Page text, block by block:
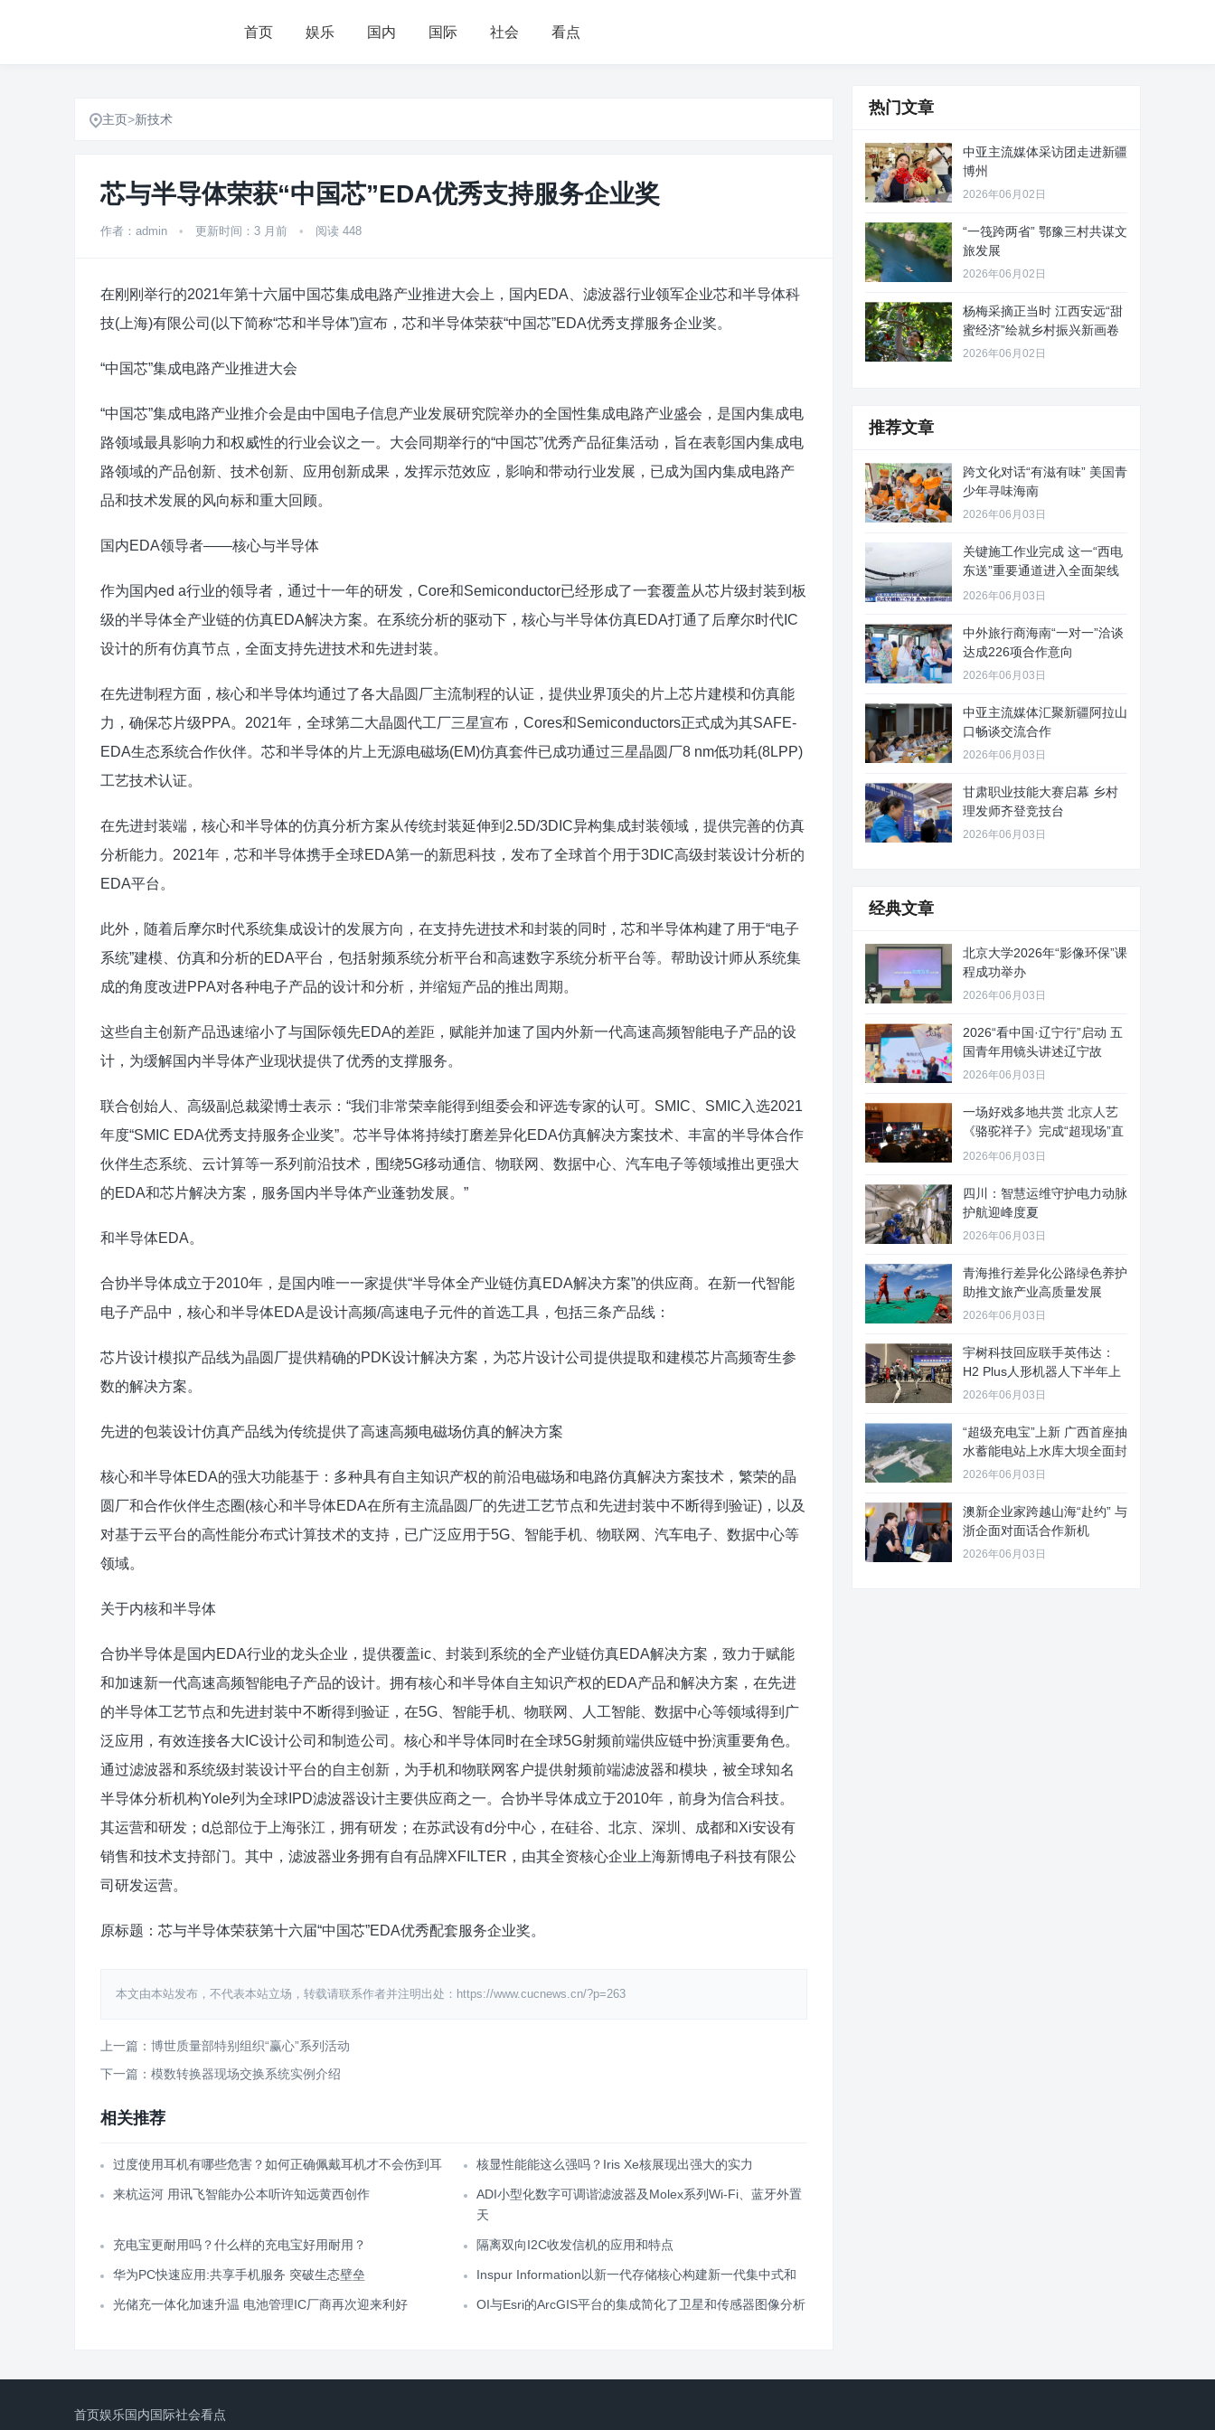
首页 娱乐 国内 国际 社会 看点
主页>新技术
芯与半导体荣获“中国芯”EDA优秀支持服务企业奖
作者：admin • 更新时间：3 月前 • 阅读 448
在刚刚举行的2021年第十六届中国芯集成电路产业推进大会上，国内EDA、滤波器行业领军企业芯和半导体科
技(上海)有限公司(以下简称“芯和半导体”)宣布，芯和半导体荣获“中国芯”EDA优秀支撑服务企业奖。
“中国芯”集成电路产业推进大会
“中国芯”集成电路产业推介会是由中国电子信息产业发展研究院举办的全国性集成电路产业盛会，是国内集成电
路领域最具影响力和权威性的行业会议之一。大会同期举行的“中国芯”优秀产品征集活动，旨在表彰国内集成电
路领域的产品创新、技术创新、应用创新成果，发挥示范效应，影响和带动行业发展，已成为国内集成电路产
品和技术发展的风向标和重大回顾。
国内EDA领导者——核心与半导体
作为国内ed a行业的领导者，通过十一年的研发，Core和Semiconductor已经形成了一套覆盖从芯片级封装到板
级的半导体全产业链的仿真EDA解决方案。在系统分析的驱动下，核心与半导体仿真EDA打通了后摩尔时代IC
设计的所有仿真节点，全面支持先进技术和先进封装。
在先进制程方面，核心和半导体均通过了各大晶圆厂主流制程的认证，提供业界顶尖的片上芯片建模和仿真能
力，确保芯片级PPA。2021年，全球第二大晶圆代工厂三星宣布，Cores和Semiconductors正式成为其SAFE-
EDA生态系统合作伙伴。芯和半导体的片上无源电磁场(EM)仿真套件已成功通过三星晶圆厂8 nm低功耗(8LPP)
工艺技术认证。
在先进封装端，核心和半导体的仿真分析方案从传统封装延伸到2.5D/3DIC异构集成封装领域，提供完善的仿真
分析能力。2021年，芯和半导体携手全球EDA第一的新思科技，发布了全球首个用于3DIC高级封装设计分析的
EDA平台。
此外，随着后摩尔时代系统集成设计的发展方向，在支持先进技术和封装的同时，芯和半导体构建了用于“电子
系统”建模、仿真和分析的EDA平台，包括射频系统分析平台和高速数字系统分析平台等。帮助设计师从系统集
成的角度改进PPA对各种电子产品的设计和分析，并缩短产品的推出周期。
这些自主创新产品迅速缩小了与国际领先EDA的差距，赋能并加速了国内外新一代高速高频智能电子产品的设
计，为缓解国内半导体产业现状提供了优秀的支撑服务。
联合创始人、高级副总裁梁博士表示：“我们非常荣幸能得到组委会和评选专家的认可。SMIC、SMIC入选2021
年度“SMIC EDA优秀支持服务企业奖”。芯半导体将持续打磨差异化EDA仿真解决方案技术、丰富的半导体合作
伙伴生态系统、云计算等一系列前沿技术，围绕5G移动通信、物联网、数据中心、汽车电子等领域推出更强大
的EDA和芯片解决方案，服务国内半导体产业蓬勃发展。”
和半导体EDA。
合协半导体成立于2010年，是国内唯一一家提供“半导体全产业链仿真EDA解决方案”的供应商。在新一代智能
电子产品中，核心和半导体EDA是设计高频/高速电子元件的首选工具，包括三条产品线：
芯片设计模拟产品线为晶圆厂提供精确的PDK设计解决方案，为芯片设计公司提供提取和建模芯片高频寄生参
数的解决方案。
先进的包装设计仿真产品线为传统提供了高速高频电磁场仿真的解决方案
核心和半导体EDA的强大功能基于：多种具有自主知识产权的前沿电磁场和电路仿真解决方案技术，繁荣的晶
圆厂和合作伙伴生态圈(核心和半导体EDA在所有主流晶圆厂的先进工艺节点和先进封装中不断得到验证)，以及
对基于云平台的高性能分布式计算技术的支持，已广泛应用于5G、智能手机、物联网、汽车电子、数据中心等
领域。
关于内核和半导体
合协半导体是国内EDA行业的龙头企业，提供覆盖ic、封装到系统的全产业链仿真EDA解决方案，致力于赋能
和加速新一代高速高频智能电子产品的设计。拥有核心和半导体自主知识产权的EDA产品和解决方案，在先进
的半导体工艺节点和先进封装中不断得到验证，在5G、智能手机、物联网、人工智能、数据中心等领域得到广
泛应用，有效连接各大IC设计公司和制造公司。核心和半导体同时在全球5G射频前端供应链中扮演重要角色。
通过滤波器和系统级封装设计平台的自主创新，为手机和物联网客户提供射频前端滤波器和模块，被全球知名
半导体分析机构Yole列为全球IPD滤波器设计主要供应商之一。合协半导体成立于2010年，前身为信合科技。
其运营和研发；d总部位于上海张江，拥有研发；在苏武设有d分中心，在硅谷、北京、深圳、成都和Xi安设有
销售和技术支持部门。其中，滤波器业务拥有自有品牌XFILTER，由其全资核心企业上海新博电子科技有限公
司研发运营。
原标题：芯与半导体荣获第十六届“中国芯”EDA优秀配套服务企业奖。
本文由本站发布，不代表本站立场，转载请联系作者并注明出处：https://www.cucnews.cn/?p=263
上一篇：博世质量部特别组织“赢心”系列活动
下一篇：模数转换器现场交换系统实例介绍
相关推荐
过度使用耳机有哪些危害？如何正确佩戴耳机才不会伤到耳 核显性能能这么强吗？Iris Xe核展现出强大的实力
来杭运河 用讯飞智能办公本听许知远黄西创作
ADI小型化数字可调谐滤波器及Molex系列Wi-Fi、蓝牙外置
天
充电宝更耐用吗？什么样的充电宝好用耐用？ 隔离双向I2C收发信机的应用和特点
华为PC快速应用:共享手机服务 突破生态壁垒 Inspur Information以新一代存储核心构建新一代集中式和
光储充一体化加速升温 电池管理IC厂商再次迎来利好 OI与Esri的ArcGIS平台的集成简化了卫星和传感器图像分析
热门文章
中亚主流媒体采访团走进新疆
博州
2026年06月02日
“一筏跨两省” 鄂豫三村共谋文
旅发展
2026年06月02日
杨梅采摘正当时 江西安远“甜
蜜经济”绘就乡村振兴新画卷
2026年06月02日
推荐文章
跨文化对话“有滋有味” 美国青
少年寻味海南
2026年06月03日
关键施工作业完成 这一“西电
东送”重要通道进入全面架线
阶
2026年06月03日
中外旅行商海南“一对一”洽谈
达成226项合作意向
2026年06月03日
中亚主流媒体汇聚新疆阿拉山
口畅谈交流合作
2026年06月03日
甘肃职业技能大赛启幕 乡村
理发师齐登竞技台
2026年06月03日
经典文章
北京大学2026年“影像环保”课
程成功举办
2026年06月03日
2026“看中国·辽宁行”启动 五
国青年用镜头讲述辽宁故
2026年06月03日
一场好戏多地共赏 北京人艺
《骆驼祥子》完成“超现场”直
播
2026年06月03日
四川：智慧运维守护电力动脉
护航迎峰度夏
2026年06月03日
青海推行差异化公路绿色养护
助推文旅产业高质量发展
2026年06月03日
宇树科技回应联手英伟达：
H2 Plus人形机器人下半年上
2026年06月03日
“超级充电宝”上新 广西首座抽
水蓄能电站上水库大坝全面封
2026年06月03日
澳新企业家跨越山海“赴约” 与
浙企面对面话合作新机
2026年06月03日
首页娱乐国内国际社会看点